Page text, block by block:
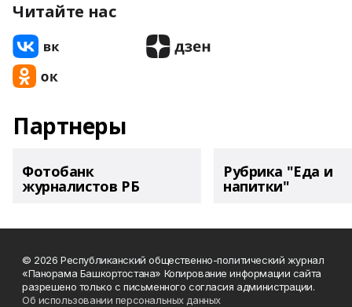
Читайте нас
Партнеры
Фотобанк
журналистов РБ
Рубрика "Еда и
напитки"
© 2026 Республиканский общественно-политический журнал
«Панорама Башкортостана» Копирование информации сайта
разрешено только с письменного согласия администрации.
Об использовании персональных данных